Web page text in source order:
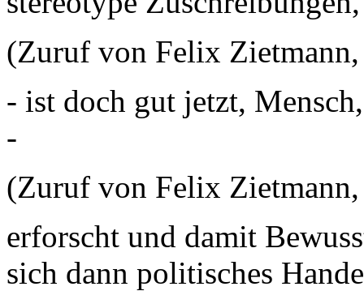
(Zuruf von Felix
- ist doch gut jetzt,
-
(Zuruf von Felix
erforscht und damit
sich dann politisches